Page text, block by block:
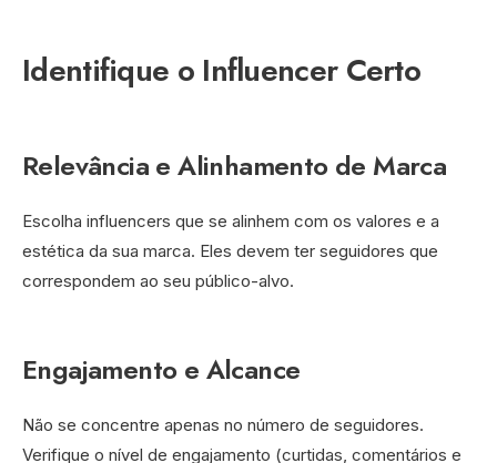
Identifique o Influencer Certo
Relevância e Alinhamento de Marca
Escolha influencers que se alinhem com os valores e a
estética da sua marca. Eles devem ter seguidores que
correspondem ao seu público-alvo.
Engajamento e Alcance
Não se concentre apenas no número de seguidores.
Verifique o nível de engajamento (curtidas, comentários e